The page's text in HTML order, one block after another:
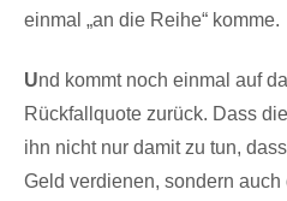
einmal „an die Reihe“ komme.
Und kommt noch einmal auf
Rückfallquote zurück. Dass
ihn nicht nur damit zu tun,
Geld verdienen, sondern